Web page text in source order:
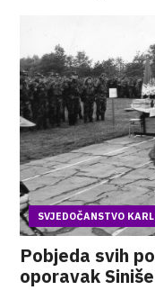
SVJEDOČANSTVO
Pobjeda svih
oporavak